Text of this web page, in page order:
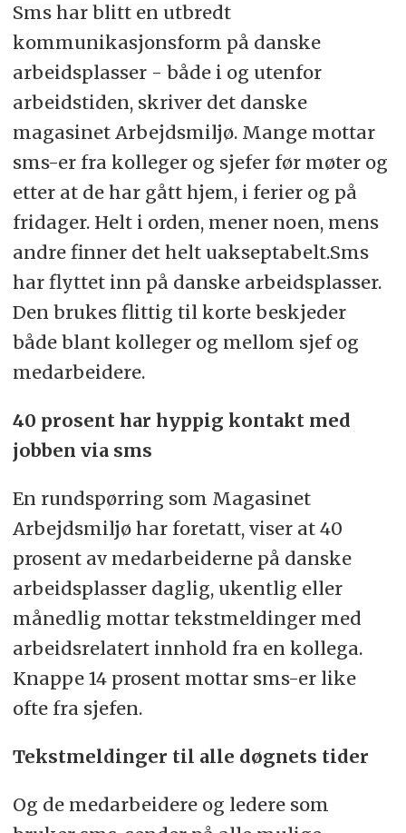
Sms har blitt en utbredt
kommunikasjonsform på danske
arbeidsplasser - både i og utenfor
arbeidstiden, skriver det danske
magasinet Arbejdsmiljø. Mange mottar
sms-er fra kolleger og sjefer før møter og
etter at de har gått hjem, i ferier og på
fridager. Helt i orden, mener noen, mens
andre finner det helt uakseptabelt.Sms
har flyttet inn på danske arbeidsplasser.
Den brukes flittig til korte beskjeder
både blant kolleger og mellom sjef og
medarbeidere.
40 prosent har hyppig kontakt med
jobben via sms
En rundspørring som Magasinet
Arbejdsmiljø har foretatt, viser at 40
prosent av medarbeiderne på danske
arbeidsplasser daglig, ukentlig eller
månedlig mottar tekstmeldinger med
arbeidsrelatert innhold fra en kollega.
Knappe 14 prosent mottar sms-er like
ofte fra sjefen.
Tekstmeldinger til alle døgnets tider
Og de medarbeidere og ledere som